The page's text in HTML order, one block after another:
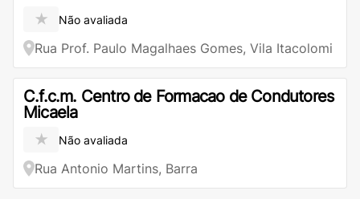
★ Não avaliada
Rua Prof. Paulo Magalhaes Gomes, Vila Itacolomi
C.f.c.m. Centro de Formacao de Condutores
Micaela
★ Não avaliada
Rua Antonio Martins, Barra